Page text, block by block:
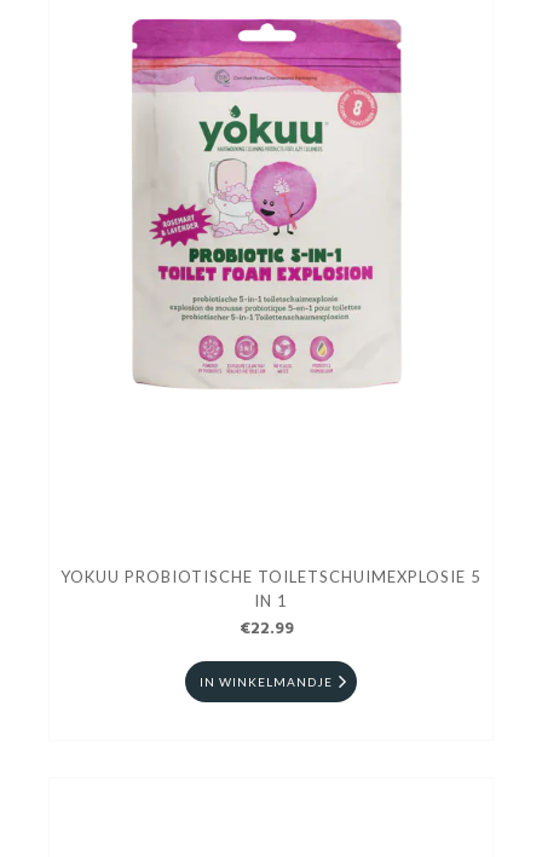
YOKUU PROBIOTISCHE TOILETSCHUIMEXPLOSIE 5
IN 1
€22.99
IN WINKELMANDJE